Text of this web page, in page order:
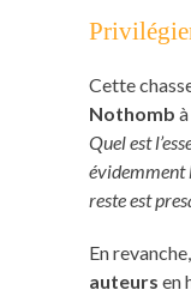
Cette
Nothomb
Quel est
évidemment
reste est
En
auteurs en